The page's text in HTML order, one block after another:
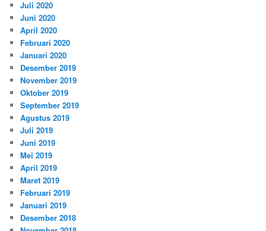
Juli 2020
Juni 2020
April 2020
Februari 2020
Januari 2020
Desember 2019
November 2019
Oktober 2019
September 2019
Agustus 2019
Juli 2019
Juni 2019
Mei 2019
April 2019
Maret 2019
Februari 2019
Januari 2019
Desember 2018